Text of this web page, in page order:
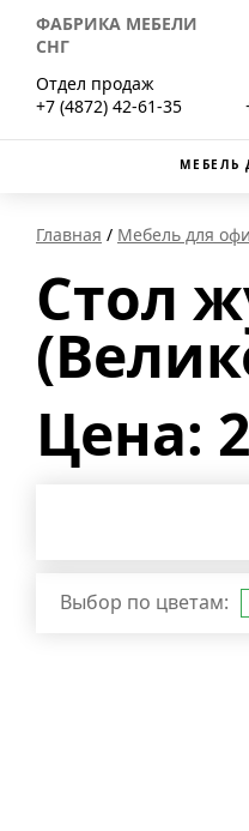
ФАБРИКА МЕБЕЛИ
СНГ
Отдел продаж
+7 (4872) 42-61-35
МЕБЕЛЬ
Главная Мебель для
Стол
Цена:
Выбор по цветам: